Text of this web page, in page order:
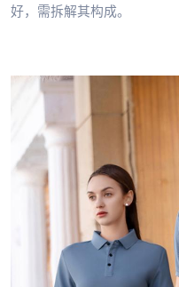
好，需拆解其构成。